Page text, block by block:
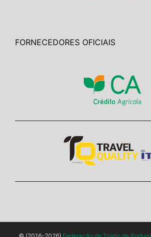
FORNECEDORES OFICIAIS